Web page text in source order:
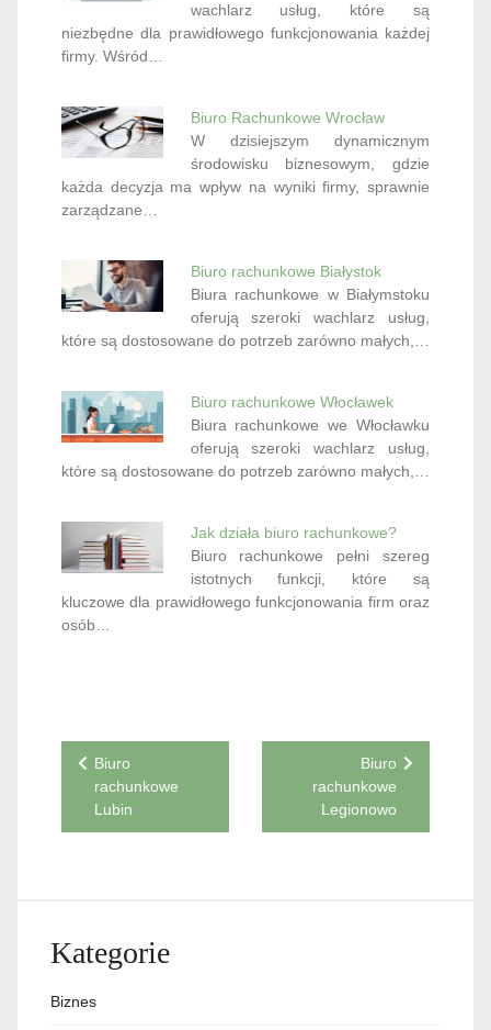
wachlarz usług, które są
niezbędne dla prawidłowego funkcjonowania każdej
firmy. Wśród…
Biuro Rachunkowe Wrocław
W dzisiejszym dynamicznym
środowisku biznesowym, gdzie
każda decyzja ma wpływ na wyniki firmy, sprawnie
zarządzane…
Biuro rachunkowe Białystok
Biura rachunkowe w Białymstoku
oferują szeroki wachlarz usług,
które są dostosowane do potrzeb zarówno małych,…
Biuro rachunkowe Włocławek
Biura rachunkowe we Włocławku
oferują szeroki wachlarz usług,
które są dostosowane do potrzeb zarówno małych,…
Jak działa biuro rachunkowe?
Biuro rachunkowe pełni szereg
istotnych funkcji, które są
kluczowe dla prawidłowego funkcjonowania firm oraz
osób…
Nawigacja
wpisu
Biuro
rachunkowe
Lubin
Biuro
rachunkowe
Legionowo
Kategorie
Biznes